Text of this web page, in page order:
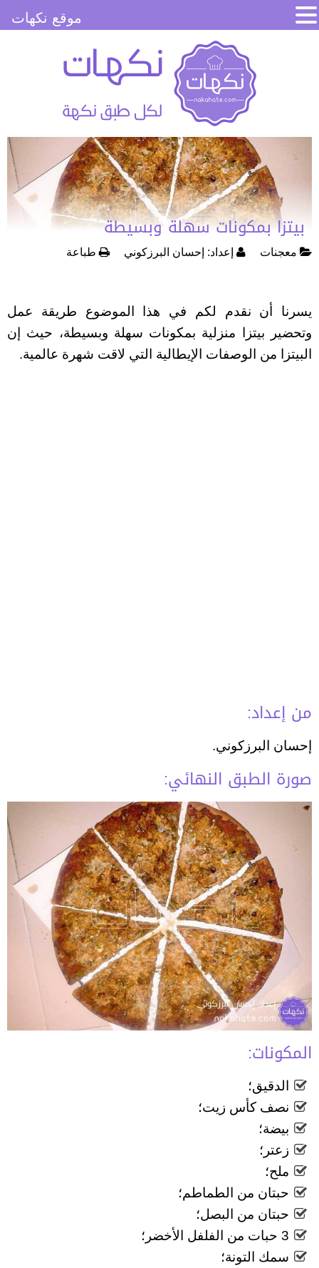
بيتزا بمكونات سهلة وبسيطة
معجنات إعداد: إحسان البرزكوني طباعة
يسرنا أن نقدم لكم في هذا الموضوع طريقة عمل
وتحضير بيتزا منزلية بمكونات سهلة وبسيطة، حيث إن
البيتزا من الوصفات الإيطالية التي لاقت شهرة عالمية.
من إعداد:
إحسان البرزكوني.
صورة الطبق النهائي:
المكونات:
الدقيق؛
نصف كأس زيت؛
بيضة؛
زعتر؛
ملح؛
حبتان من الطماطم؛
حبتان من البصل؛
3 حبات من الفلفل الأخضر؛
سمك التونة؛
موقع نكهات